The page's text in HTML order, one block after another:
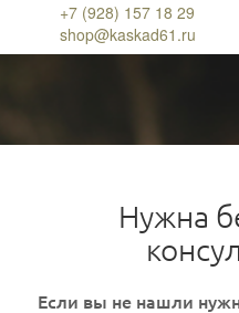
+7 (928) 157 18 29
shop@kaskad61.ru
Нужна